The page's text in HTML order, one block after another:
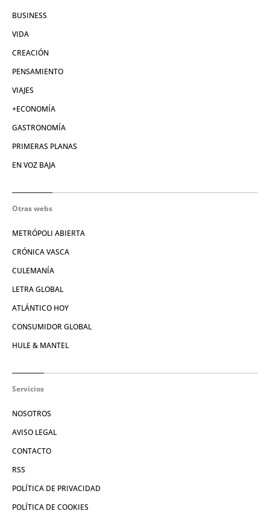
BUSINESS
VIDA
CREACIÓN
PENSAMIENTO
VIAJES
+ECONOMÍA
GASTRONOMÍA
PRIMERAS PLANAS
EN VOZ BAJA
Otras webs
METRÓPOLI ABIERTA
CRÓNICA VASCA
CULEMANÍA
LETRA GLOBAL
ATLÁNTICO HOY
CONSUMIDOR GLOBAL
HULE & MANTEL
Servicios
NOSOTROS
AVISO LEGAL
CONTACTO
RSS
POLÍTICA DE PRIVACIDAD
POLÍTICA DE COOKIES